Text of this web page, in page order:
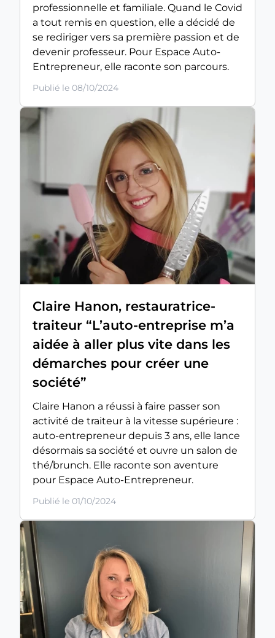
professionnelle et familiale. Quand le Covid
a tout remis en question, elle a décidé de
se rediriger vers sa première passion et de
devenir professeur. Pour Espace Auto-
Entrepreneur, elle raconte son parcours.
Publié le 08/10/2024
Claire Hanon, restauratrice-
traiteur “L’auto-entreprise m’a
aidée à aller plus vite dans les
démarches pour créer une
société”
Claire Hanon a réussi à faire passer son
activité de traiteur à la vitesse supérieure :
auto-entrepreneur depuis 3 ans, elle lance
désormais sa société et ouvre un salon de
thé/brunch. Elle raconte son aventure
pour Espace Auto-Entrepreneur.
Publié le 01/10/2024